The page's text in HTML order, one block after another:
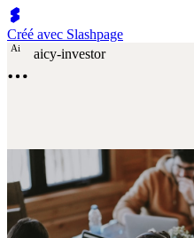
Créé avec Slashpage
Ai aicy-investor